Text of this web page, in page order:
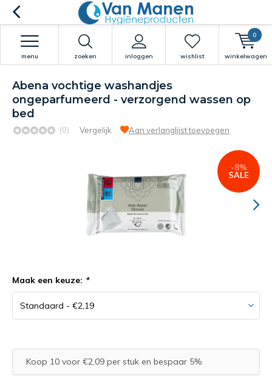
zoeken inloggen
menu wishlist winkelwagen
0
Abena vochtige washandjes
ongeparfumeerd - verzorgend wassen op
bed
(0) Vergelijk Aan verlanglijst toevoegen
-8%
SALE
Maak een keuze: *
Koop 10 voor €2,09 per stuk en bespaar 5%